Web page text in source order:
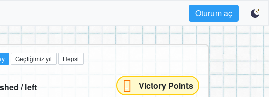
Oturum aç
Geçtiğimiz yıl Hepsi
/ left
Victory Points